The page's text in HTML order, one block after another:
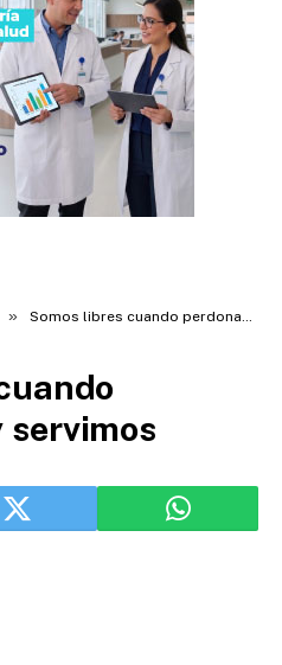
» Somos libres cuando perdonamos y servimos
servimos